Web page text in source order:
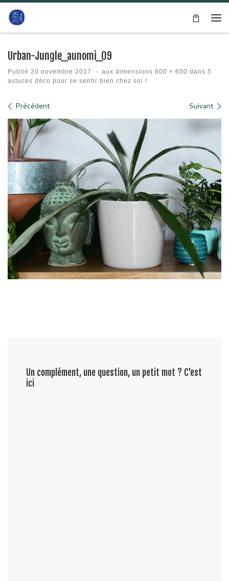
Passer au contenu
Urban-Jungle_aunomi_09
Publié 20 novembre 2017 - aux dimensions 800 × 600 dans 5
astuces déco pour se sentir bien chez soi !
Navigation des images
Précédent Suivant
Un complément, une question, un petit mot ? C'est
ici